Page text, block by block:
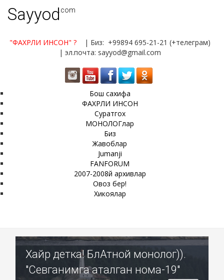
Sayyod.com
"ФАХРЛИ ИНСОН" ?
| Биз: +99894 695-21-21 (+телеграм)
| эл.почта: sayyod@gmail.com
Бош сахифа
ФАХРЛИ ИНСОН
Суратгох
МОНОЛОГлар
Биз
Жавоблар
Jumanji
FANFORUM
2007-2008й архивлар
Овоз бер!
Хикоялар
Хайр детка! БлАтной монолог)).
"Севганимга аталган нома-19"